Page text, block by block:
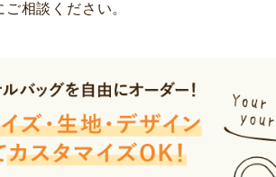
相談ください。